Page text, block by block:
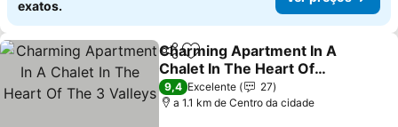
exatos.
PartilharAdicionar aos favoritos
Charming Apartment In A
Chalet In The Heart Of
The 3 Valleys
Ver preços
9,4 Excelente
27
a 1.1 km de Centro da cidade